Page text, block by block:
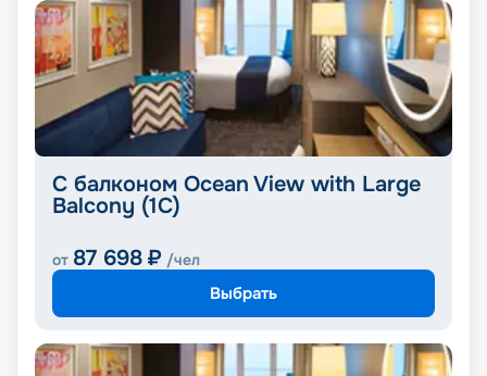
С балконом Ocean View with Large
Balcony (1C)
от 87 698 ₽ /чел
Выбрать